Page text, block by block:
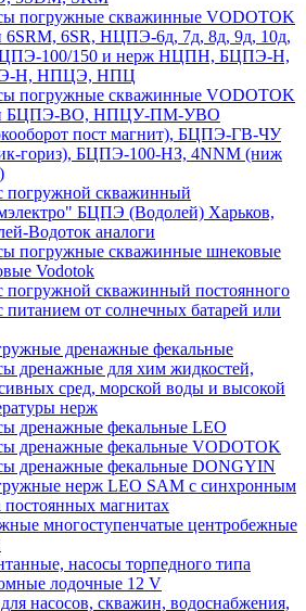
погружные скважинные VODOTOK
6SRM, 6SR, НЦПЭ-6д, 7д, 8д, 9д, 10д,
100/150 и нерж НЦПН, БЦПЭ-Н,
Н, НПЦЭ, НПЦ
погружные скважинные VODOTOK
БЦПЭ-ВО, НПЦУ-ПМ-УВО
пост магнит), БЦПЭ-ГВ-ЧУ
гориз), БЦПЭ-100-НЗ, 4NNM (ниж
погружной скважинный
БЦПЭ (Водолей) Харьков,
Водоток аналоги
погружные скважинные шнековые
Vodotok
погружной скважинный постоянного
питанием от солнечных батарей или
дренажные фекальные
дренажные для хим жидкостей,
сред, морской воды и высокой
нерж
дренажные фекальные LEO
дренажные фекальные VODOTOK
дренажные фекальные DONGYIN
нерж LEO SAM с синхронным
магнитах
многоступенчатые центробежные
насосы торпедного типа
лодочные 12 V
насосов, скважин, водоснабжения,